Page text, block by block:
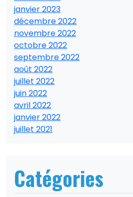
janvier 2023
décembre 2022
novembre 2022
octobre 2022
septembre 2022
août 2022
juillet 2022
juin 2022
avril 2022
janvier 2022
juillet 2021
Catégories